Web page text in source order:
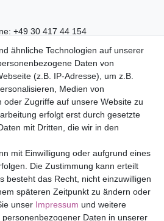
+49 30 417 44 154
Rückgaberecht
ab 75 € in Deutschland
ähnliche Technologien auf unserer
Daten von
(z.B. IP-Adresse), um z.B.
Medien von
oder Zugriffe auf unsere Website zu
erfolgt erst durch gesetzte
mit Dritten, die wir in den
mit Einwilligung oder aufgrund eines
Die Zustimmung kann erteilt
besteht das Recht, nicht einzuwilligen
späteren Zeitpunkt zu ändern oder
unser Impressum und weitere
Daten in unserer